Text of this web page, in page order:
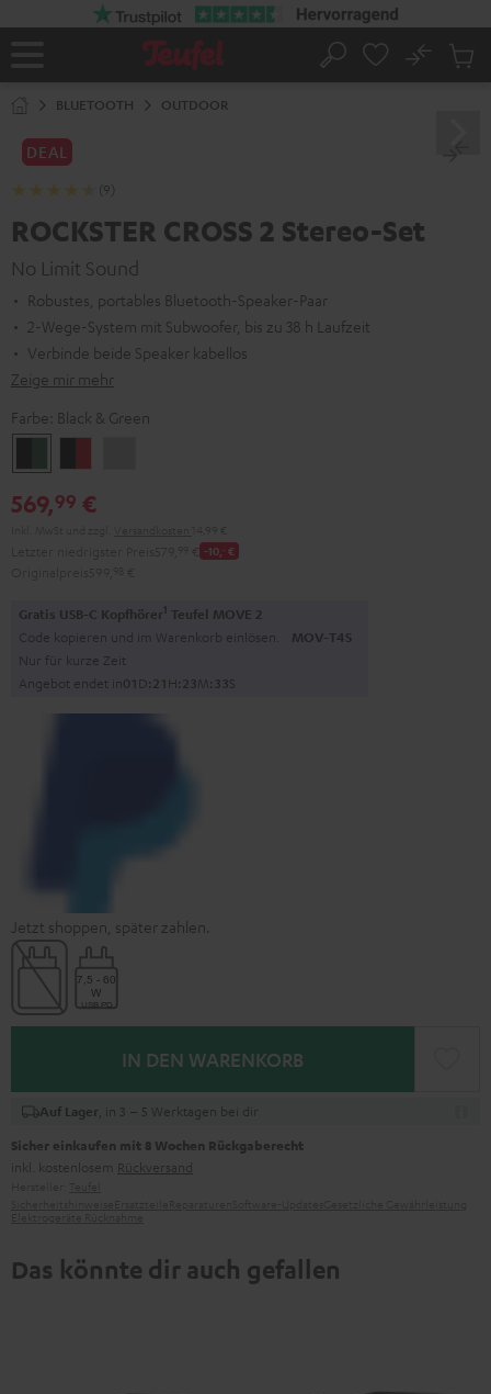
Startseite
Suche
No
BLUETOOTH OUTDOOR
DEAL
(9)
ROCKSTER CROSS 2 Stereo-Set
No Limit Sound
Robustes, portables Bluetooth-Speaker-Paar
2-Wege-System mit Subwoofer, bis zu 38 h Laufzeit
Verbinde beide Speaker kabellos
Zeige mir mehr
Farbe: Black & Green
&
GreenRed
569,99 €
-10,‐ €
Gratis USB-C Kopfhörer1 Teufel MOVE 2
Code kopieren und im Warenkorb einlösen. MOV-T4S
Nur für kurze Zeit
Angebot endet in01D: 21H: 23M: 32S
Jetzt shoppen, später zahlen.
IN DEN WARENKORB
Auf Lager , in 3 – 5 Werktagen bei dir
Sicher einkaufen mit 8 Wochen Rückgaberecht
inkl. kostenlosem Rückversand
Das könnte dir auch gefallen